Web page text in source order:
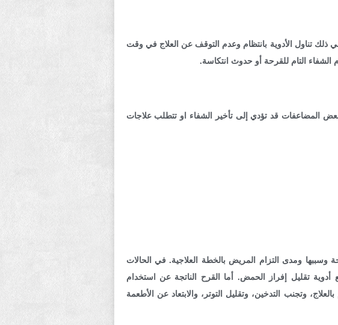
ذلك تناول الأدوية بانتظام وعدم التوقف عن العلاج في وقت
التام للقرحة أو حدوث انتكاسة.
المضاعفات قد تؤدي إلى تأخير الشفاء او تتطلب علاجات
ومدى التزام المريض بالخطة العلاجية. في الحالات
أدوية تقليل إفراز الحمض. أما القرح الناتجة عن
استخدام
وتجنب التدخين، وتقليل التوتر، والابتعاد عن الأطعمة